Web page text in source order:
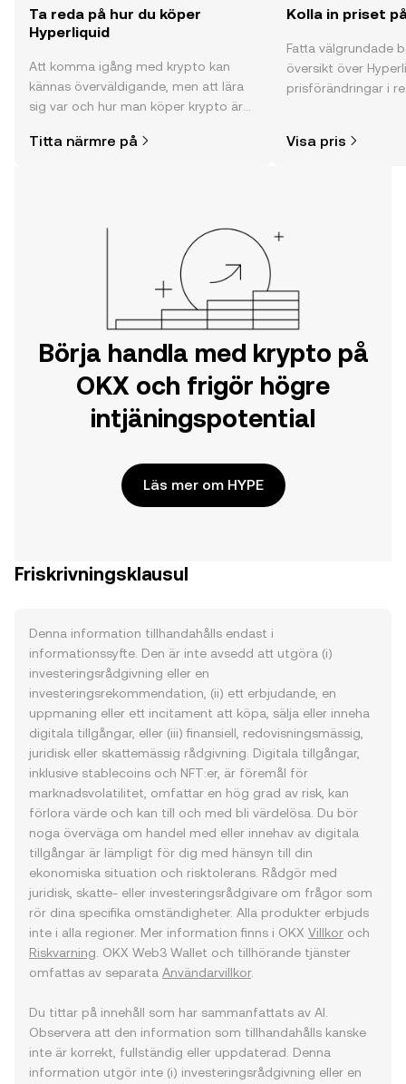
Ta reda på hur du köper
Hyperliquid
Att komma igång med krypto kan
kännas överväldigande, men att lära
sig var och hur man köper krypto är
din resa på OKX mobilapp eller direkt
Titta närmre på
Kolla in priset
Fatta välgrundade
översikt över
prisförändringar i
Visa pris
Börja handla med krypto på
OKX och frigör högre
intjäningspotential
Läs mer om HYPE
Friskrivningsklausul
Denna information tillhandahålls endast i
informationssyfte. Den är inte avsedd att utgöra (i)
investeringsrådgivning eller en
investeringsrekommendation, (ii) ett erbjudande, en
uppmaning eller ett incitament att köpa, sälja eller inneha
digitala tillgångar, eller (iii) finansiell, redovisningsmässig,
juridisk eller skattemässig rådgivning. Digitala tillgångar,
inklusive stablecoins och NFT:er, är föremål för
marknadsvolatilitet, omfattar en hög grad av risk, kan
förlora värde och kan till och med bli värdelösa. Du bör
noga överväga om handel med eller innehav av digitala
tillgångar är lämpligt för dig med hänsyn till din
ekonomiska situation och risktolerans. Rådgör med
juridisk, skatte- eller investeringsrådgivare om frågor som
rör dina specifika omständigheter. Alla produkter erbjuds
inte i alla regioner. Mer information finns i OKX Villkor och
Riskvarning . OKX Web3 Wallet och tillhörande tjänster
omfattas av separata Användarvillkor.
Du tittar på innehåll som har sammanfattats av AI.
Observera att den information som tillhandahålls kanske
inte är korrekt, fullständig eller uppdaterad. Denna
information utgör inte (i) investeringsrådgivning eller en